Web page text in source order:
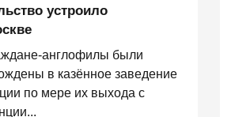
устроило
англофилы были
в казённое заведение
по мере их выхода с